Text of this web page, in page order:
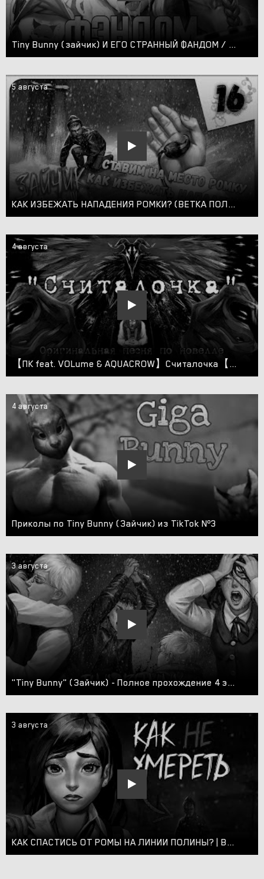
Tiny Bunny (зайчик) И ЕГО СТРАННЫЙ ФАНДОМ / обзор фандома в 2023 году
5 августа
КАК ИЗБЕЖАТЬ НАПАДЕНИЯ РОМКИ? (ВЕТКА ПОЛИНЫ) ► Зайчик/Tiny Bunny, Эп. 4 #16
4 августа
【ПК feat. VOLume & AQUACROW】Считалочка【TINY BUNNY ORIGINAL Song】
4 августа
Приколы по Tiny Bunny (Зайчик) из TikTok №3
3 августа
"Tiny Bunny" (Зайчик) - Полное прохождение 4 эпизода! - Спасли Катю! (Без комментариев)
3 августа
КАК СПАСТИСЬ ОТ РОМЫ НА ЛИНИИ ПОЛИНЫ? | Весь Сюжет 4 Эпизода Зайчика + EDIT'ты